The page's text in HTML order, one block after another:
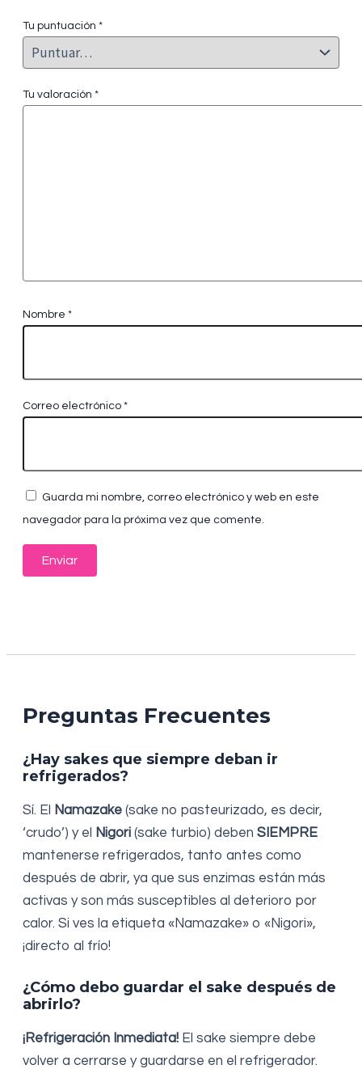
Tu puntuación *
Tu valoración *
Nombre *
Correo electrónico *
Guarda mi nombre, correo electrónico y web en este
navegador para la próxima vez que comente.
Preguntas Frecuentes
¿Hay sakes que siempre deban ir
refrigerados?
Sí. El Namazake (sake no pasteurizado, es decir,
‘crudo’) y el
Nigori (sake turbio) deben SIEMPRE
mantenerse refrigerados, tanto antes como
después de abrir, ya que sus enzimas están más
activas y son más susceptibles al deterioro por
calor. Si ves la etiqueta «Namazake» o «Nigori»,
¡directo al frío!
¿Cómo debo guardar el sake después de
abrirlo?
¡Refrigeración Inmediata! El sake siempre debe
volver a cerrarse y guardarse en el refrigerador.